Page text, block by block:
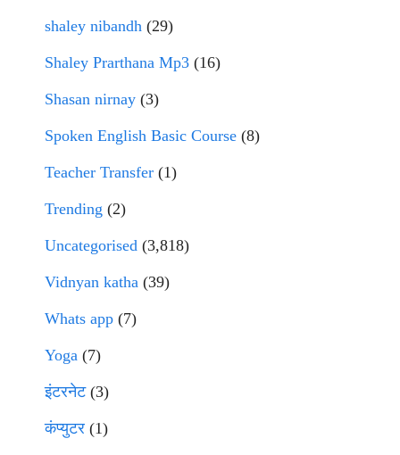
shaley nibandh (29)
Shaley Prarthana Mp3 (16)
Shasan nirnay (3)
Spoken English Basic Course (8)
Teacher Transfer (1)
Trending (2)
Uncategorised (3,818)
Vidnyan katha (39)
Whats app (7)
Yoga (7)
इंटरनेट(3)
कंप्युटर (1)